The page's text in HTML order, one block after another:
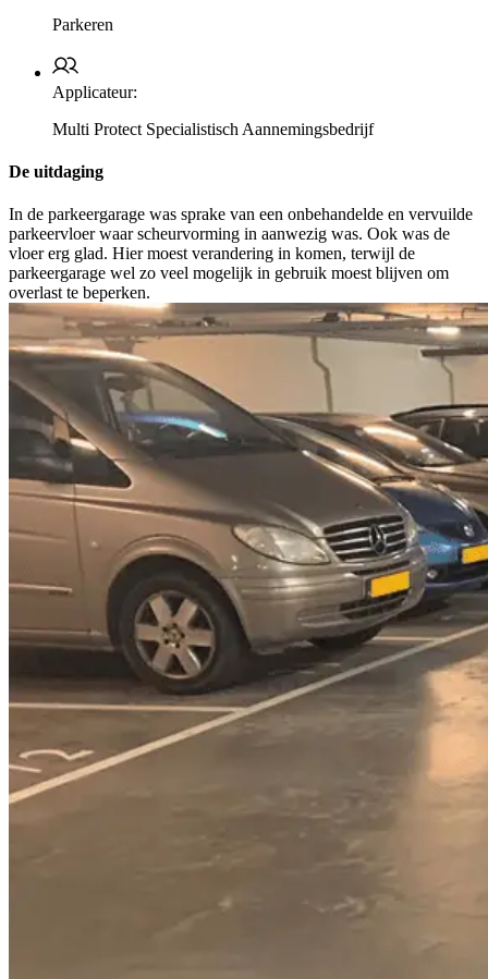
Parkeren
Applicateur:
Multi Protect Specialistisch Aannemingsbedrijf
De uitdaging
In de parkeergarage was sprake van een onbehandelde en vervuilde
parkeervloer waar scheurvorming in aanwezig was. Ook was de
vloer erg glad. Hier moest verandering in komen, terwijl de
parkeergarage wel zo veel mogelijk in gebruik moest blijven om
overlast te beperken.